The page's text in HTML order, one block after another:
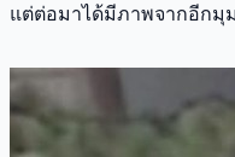
แต่ต่อมาได้มีภาพจากอีกมุ